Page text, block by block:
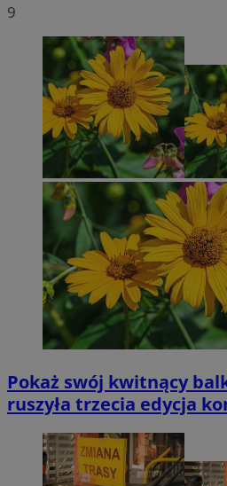
9
Pokaż swój kwitnący
ruszyła trzecia edycja